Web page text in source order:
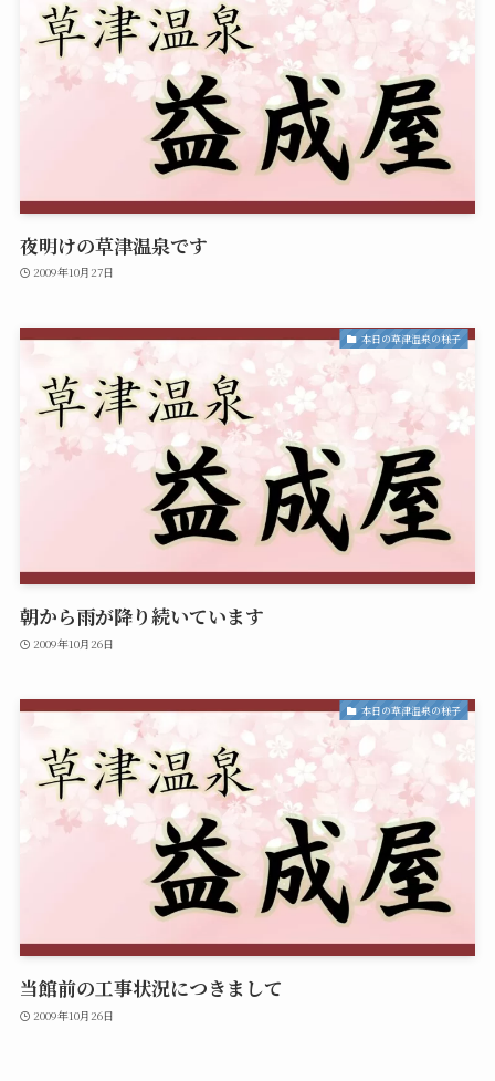
夜明けの草津温泉です
2009年10月27日
本日の草津温泉の様子
朝から雨が降り続いています
2009年10月26日
本日の草津温泉の様子
当館前の工事状況につきまして
2009年10月26日